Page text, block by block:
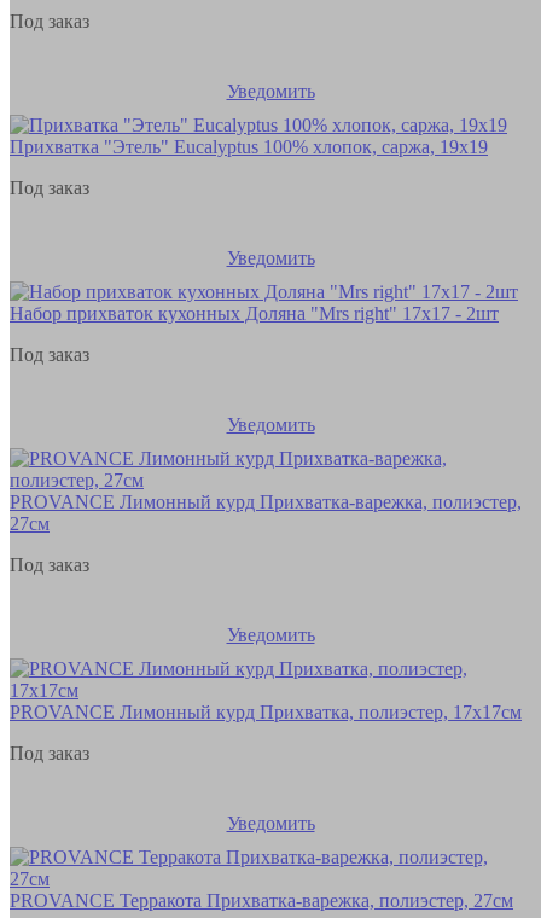
Под заказ
Уведомить
Прихватка "Этель" Eucalyptus 100% хлопок, саржа, 19х19
Под заказ
Уведомить
Набор прихваток кухонных Доляна "Mrs right" 17х17 - 2шт
Под заказ
Уведомить
PROVANCE Лимонный курд Прихватка-варежка, полиэстер,
27см
Под заказ
Уведомить
PROVANCE Лимонный курд Прихватка, полиэстер, 17х17см
Под заказ
Уведомить
PROVANCE Терракота Прихватка-варежка, полиэстер, 27см